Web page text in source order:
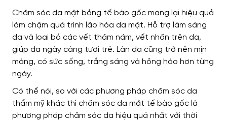
Chăm sóc da mặt bằng tế bào gốc mang lại hiệu quả
làm chậm quá trình lão hóa da mặt. Hỗ trợ làm sáng
da và loại bỏ các vết thâm nám, vết nhăn trên da,
giúp da ngày càng tươi trẻ. Làn da cũng trở nên mịn
màng, có sức sống, trắng sáng và hồng hào hơn từng
ngày.
Có thể nói, so với các phương pháp chăm sóc da
thẩm mỹ khác thì chăm sóc da mặt tế bào gốc là
phương pháp chăm sóc da hiệu quả nhất với thời